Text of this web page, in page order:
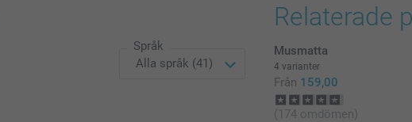
Språk
Relaterade
Musmatta
4 varianter
Från 159,00
(174 omdömen)